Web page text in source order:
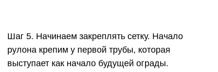
Шаг 5. Начинаем закреплять сетку. Начало
рулона крепим у первой трубы, которая
выступает как начало будущей ограды.